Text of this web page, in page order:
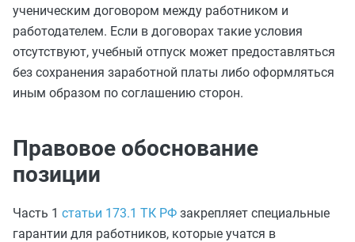
ученическим договором между работником и
работодателем. Если в договорах такие условия
отсутствуют, учебный отпуск может предоставляться
без сохранения заработной платы либо оформляться
иным образом по соглашению сторон.
Правовое обоснование
позиции
Часть 1 статьи 173.1 ТК РФ закрепляет специальные
гарантии для работников, которые учатся в